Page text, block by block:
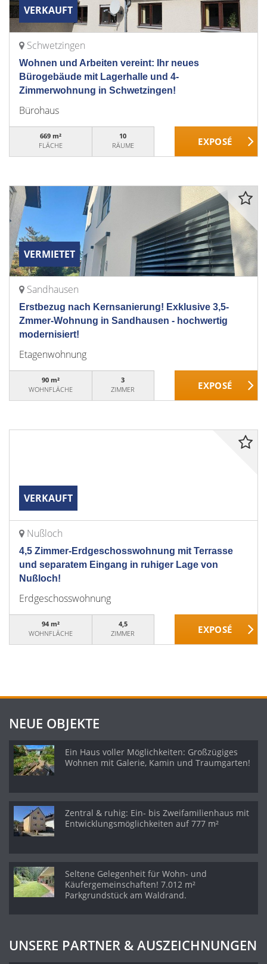
VERKAUFT
Schwetzingen
Wohnen und Arbeiten vereint: Ihr neues
Bürogebäude mit Lagerhalle und 4-
Zimmerwohnung in Schwetzingen!
Bürohaus
669 m²
FLÄCHE
10
RÄUME
VERMIETET
Sandhausen
Erstbezug nach Kernsanierung! Exklusive 3,5-
Zmmer-Wohnung in Sandhausen - hochwertig
modernisiert!
Etagenwohnung
90 m²
WOHNFLÄCHE
3
ZIMMER
VERKAUFT
Nußloch
4,5 Zimmer-Erdgeschosswohnung mit Terrasse
und separatem Eingang in ruhiger Lage von
Nußloch!
Erdgeschosswohnung
94 m²
WOHNFLÄCHE
4,5
ZIMMER
NEUE OBJEKTE
Ein Haus voller Möglichkeiten: Großzügiges
Wohnen mit Galerie, Kamin und Traumgarten!
Zentral & ruhig: Ein- bis Zweifamilienhaus mit
Entwicklungsmöglichkeiten auf 777 m²
Seltene Gelegenheit für Wohn- und
Käufergemeinschaften! 7.012 m²
Parkgrundstück am Waldrand.
UNSERE PARTNER & AUSZEICHNUNGEN